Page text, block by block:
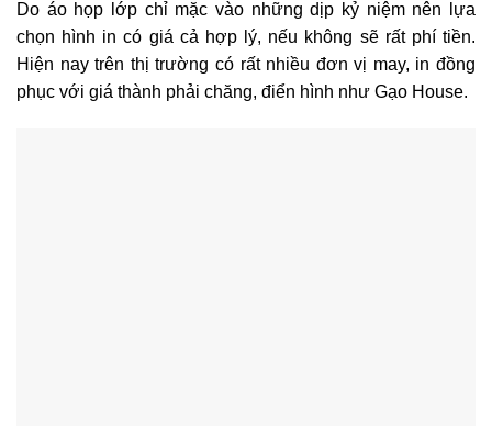
Do áo họp lớp chỉ mặc vào những dịp kỷ niệm nên lựa
chọn hình in có giá cả hợp lý, nếu không sẽ rất phí tiền.
Hiện nay trên thị trường có rất nhiều đơn vị may, in đồng
phục với giá thành phải chăng, điển hình như Gạo House.